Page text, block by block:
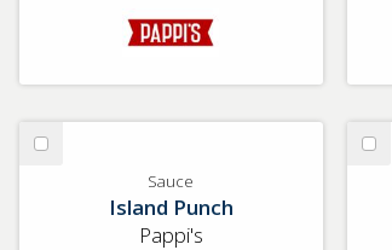
Välj
Sauce
Island Punch
Pappi's
Välj